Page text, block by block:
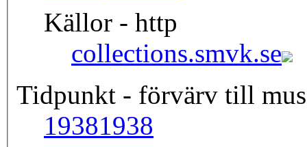
Källor - http
collections.smvk.se
Tidpunkt - förvärv till
19381938